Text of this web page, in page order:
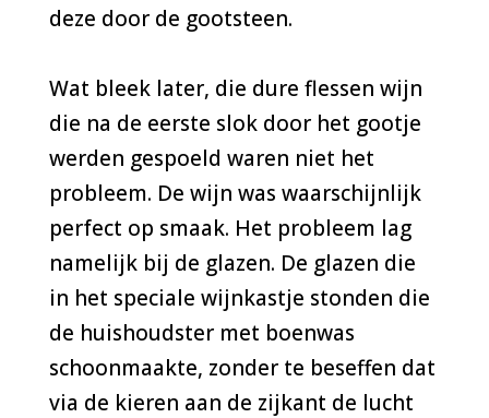
deze door de gootsteen.
Wat bleek later, die dure flessen wijn
die na de eerste slok door het gootje
werden gespoeld waren niet het
probleem. De wijn was waarschijnlijk
perfect op smaak. Het probleem lag
namelijk bij de glazen. De glazen die
in het speciale wijnkastje stonden die
de huishoudster met boenwas
schoonmaakte, zonder te beseffen dat
via de kieren aan de zijkant de lucht